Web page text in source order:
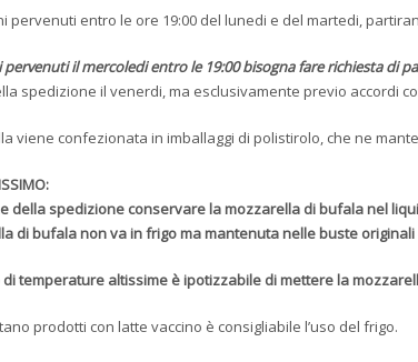
pervenuti entro le ore 19:00 del lunedi e del martedi,
pervenuti il mercoledi entro le 19:00 bisogna fare richiesta di
spedizione il venerdi, ma esclusivamente previo accordi
viene confezionata in imballaggi di polistirolo, che ne
della spedizione conservare la mozzarella di bufala nel
di bufala non va in frigo ma mantenuta nelle buste
di temperature altissime è ipotizzabile di mettere la
prodotti con latte vaccino è consigliabile l’uso del frigo.